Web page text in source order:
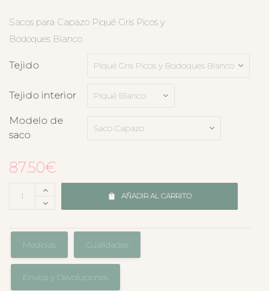
Sacos para Capazo Piqué Gris Picos y
Bodoques Blanco
Tejido
Tejido interior
Modelo de
saco
87.50€
AÑADIR AL CARRITO
Medidas Cualidades
Envíos y Devoluciones